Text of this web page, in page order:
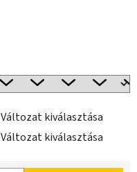
Változat kiválasztása
Változat kiválasztása